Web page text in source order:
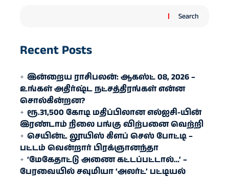
Search
Recent Posts
இன்றைய ராசிபலன்: ஆகஸ்ட் 08, 2026 –
உங்கள் அதிர்ஷ்ட நட்சத்திரங்கள் என்ன
சொல்கின்றன?
ரூ.31,500 கோடி மதிப்பிலான எல்ஐசி-​யின்
இரண்​டாம் நிலை பங்கு விற்பனை வெற்றி
செயின்ட் லூயிஸ் கிளப் செஸ் போட்டி –
பட்டம் வென்றார் பிரக்ஞானந்தா
‘மேகேதாட்டு அணை கட்டப்பட்டால்…’ –
பேரவையில் சவுமியா ‘அலர்ட்’ பட்டியல்